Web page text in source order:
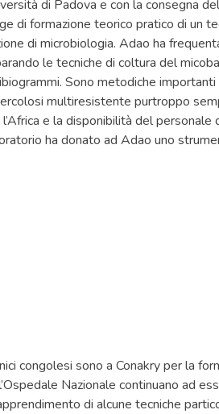
di Padova e con la consegna
di formazione teorico pratico di un
di microbiologia. Adao ha
le tecniche di coltura del
Sono metodiche
multiresistente purtroppo
e la disponibilità del
ha donato ad Adao uno
congolesi sono a Conakry per la
Nazionale continuano ad
di alcune tecniche